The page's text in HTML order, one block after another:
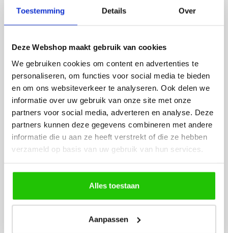
Toestemming Details Over
Deze Webshop maakt gebruik van cookies
We gebruiken cookies om content en advertenties te
personaliseren, om functies voor social media te bieden
en om ons websiteverkeer te analyseren. Ook delen we
informatie over uw gebruik van onze site met onze
partners voor social media, adverteren en analyse. Deze
partners kunnen deze gegevens combineren met andere
informatie die u aan ze heeft verstrekt of die ze hebben
verzameld op basis van uw gebruik van hun services.
Alles toestaan
Aanpassen
eenvoudig te
BESTELINCLUSIEF
LICHTBRONNEN
LED lamp 3 watt GU10
spot Extra warm
LED lamp
spot